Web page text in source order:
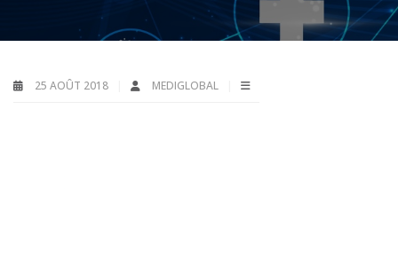
25 AOÛT 2018 MEDIGLOBAL